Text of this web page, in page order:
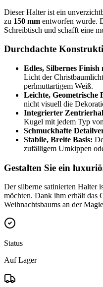
Dieser Halter ist ein
zu 150 mm entworfen wurde.
Schreibtisch und schafft eine
Durchdachte
Edles, Silbernes
Licht der
perlmuttartigem Weiß.
Leichte, Geometrische
nicht visuell die
Integrierter
Kugel mit jedem Typ
Schmuckhafte
Stabile, Breite Basis:
zufälligem Umkippen
Gestalten Sie ein
Der silberne satinierten Halter
möchten. Dank ihm erhält das
Weihnachtsbaums an der
Status
Auf Lager